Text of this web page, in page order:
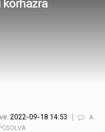
2022-09-18 14:53
A